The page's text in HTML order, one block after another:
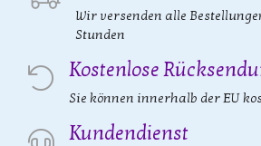
Wir versenden alle
Stunden
Kostenlose
Sie können innerhalb der EU
Kundendienst